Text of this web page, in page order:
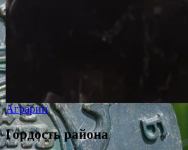
Аграрии
Гордость района